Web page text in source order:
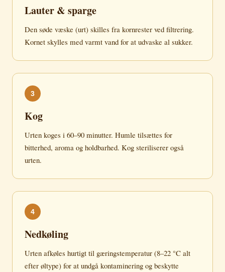
Lauter & sparge
Den søde væske (urt) skilles fra kornrester ved filtrering.
Kornet skylles med varmt vand for at udvaske al sukker.
3
Kog
Urten koges i 60–90 minutter. Humle tilsættes for
bitterhed, aroma og holdbarhed. Kog steriliserer også
urten.
4
Nedkøling
Urten afkøles hurtigt til gæringstemperatur (8–22 °C alt
efter øltype) for at undgå kontaminering og beskytte